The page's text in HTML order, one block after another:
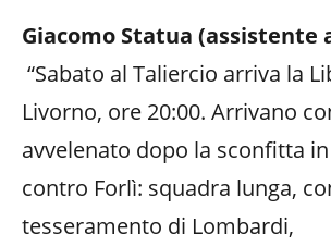
Giacomo Statua (assistente
“Sabato al Taliercio arriva la
Livorno, ore 20:00. Arrivano
avvelenato dopo la sconfitta
contro Forlì: squadra lunga,
tesseramento di Lombardi,